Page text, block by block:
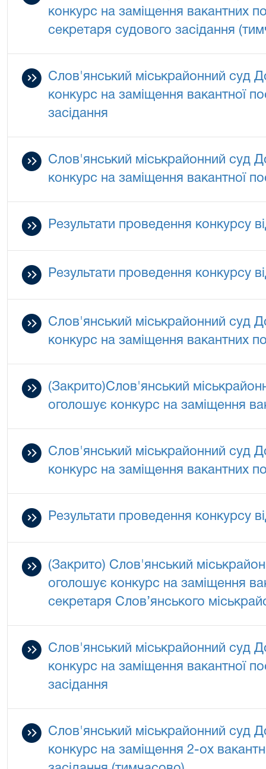
конкурс на заміщення вакантних
секретаря судового засідання
Слов'янський міськрайонний суд
конкурс на заміщення вакантної
засідання
Слов'янський міськрайонний суд
конкурс на заміщення вакантної
Результати проведення конкурсу
Результати проведення конкурсу
Слов'янський міськрайонний суд
конкурс на заміщення вакантних
(Закрито)Слов'янський
оголошує конкурс на заміщення
Слов'янський міськрайонний суд
конкурс на заміщення вакантних
Результати проведення конкурсу
(Закрито) Слов'янський
оголошує конкурс на заміщення
секретаря Слов’янського
Слов'янський міськрайонний суд
конкурс на заміщення вакантної
засідання
Слов'янський міськрайонний суд
конкурс на заміщення 2-ох